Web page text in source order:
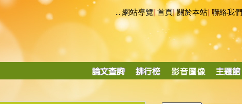
::: 網站導覽|首頁|關於本站 聯絡我們